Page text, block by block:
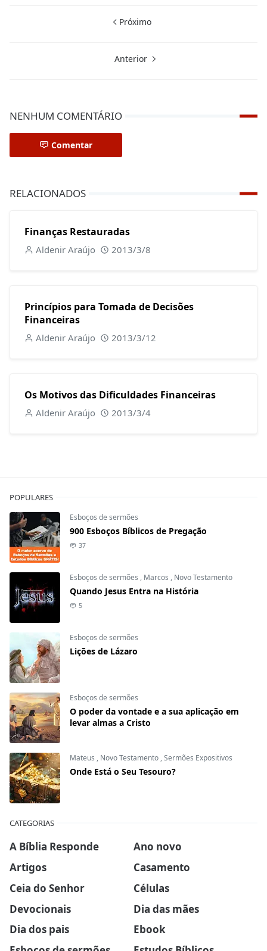
Próximo
Anterior
NENHUM COMENTÁRIO
Comentar
RELACIONADOS
Finanças Restauradas
Aldenir Araújo 2013/3/8
Princípios para Tomada de Decisões
Financeiras
Aldenir Araújo 2013/3/12
Os Motivos das Dificuldades Financeiras
Aldenir Araújo 2013/3/4
POPULARES
Esboços de sermões
900 Esboços Bíblicos de Pregação
37
Esboços de sermões , Marcos , Novo Testamento
Quando Jesus Entra na História
5
Esboços de sermões
Lições de Lázaro
Esboços de sermões
O poder da vontade e a sua aplicação em
levar almas a Cristo
Mateus , Novo Testamento ,Sermões Expositivos
Onde Está o Seu Tesouro?
CATEGORIAS
A Bíblia Responde
Ano novo
Artigos
Casamento
Ceia do Senhor
Células
Devocionais
Dia das mães
Dia dos pais
Ebook